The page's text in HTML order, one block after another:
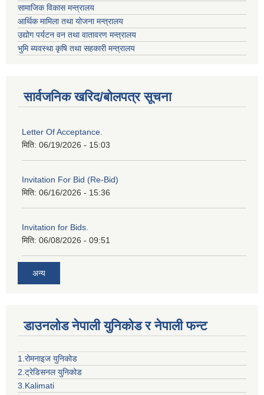
सामाजिक विकास मन्त्रालय
आर्थिक मामिला तथा योजना मन्त्रालय
उद्योग पर्यटन वन तथा वातावरण मन्त्रालय
भुमि ब्यवस्था कृषि तथा सहकारी मन्त्रालय
सार्वजनिक खरिद/बोलपत्र सूचना
Letter Of Acceptance.
मिति: 06/19/2026 - 15:03
Invitation For Bid (Re-Bid)
मिति: 06/16/2026 - 15:36
Invitation for Bids.
मिति: 06/08/2026 - 09:51
अन्य
डाउनलोड नेपाली युनिकोड र नेपाली फन्ट
1.रोमनाइज युनिकोड
2.ट्रेडिसनल युनिकोड
3.Kalimati